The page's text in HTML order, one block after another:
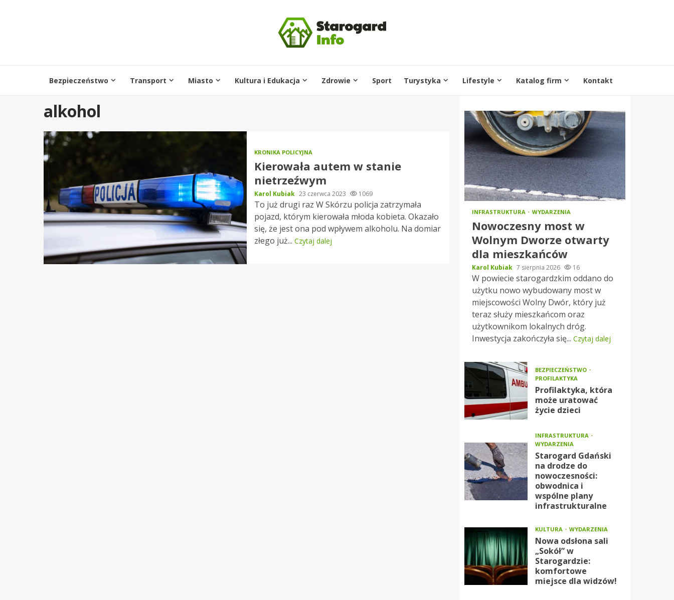
Bezpieczeństwo Transport Miasto Kultura i Edukacja Zdrowie Sport Turystyka Lifestyle Katalog firm Kontakt
alkohol
KRONIKA POLICYJNA
Kierowała autem w stanie
nietrzeźwym
Karol Kubiak 23 czerwca 2023 1069
To już drugi raz W Skórzu policja zatrzymała
pojazd, którym kierowała młoda kobieta. Okazało
się, że jest ona pod wpływem alkoholu. Na domiar
złego już... Czytaj dalej
INFRASTRUKTURA WYDARZENIA
Nowoczesny most w
Wolnym Dworze otwarty
dla mieszkańców
Karol Kubiak 7 sierpnia 2026 16
W powiecie starogardzkim oddano do
użytku nowo wybudowany most w
miejscowości Wolny Dwór, który już
teraz służy mieszkańcom oraz
użytkownikom lokalnych dróg.
Inwestycja zakończyła się... Czytaj dalej
BEZPIECZEŃSTWO
PROFILAKTYKA
Profilaktyka, która
może uratować
życie dzieci
INFRASTRUKTURA
WYDARZENIA
Starogard Gdański
na drodze do
nowoczesności:
obwodnica i
wspólne plany
infrastrukturalne
KULTURA WYDARZENIA
Nowa odsłona sali
„Sokół” w
Starogardzie:
komfortowe
miejsce dla widzów!